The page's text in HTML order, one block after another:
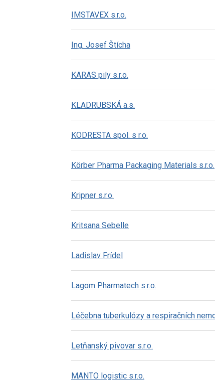
IMSTAVEX s.r.o.
Ing. Josef Štícha
KARAS pily s.r.o.
KLADRUBSKÁ a.s.
KODRESTA spol. s r.o.
Körber Pharma Packaging Materials s.r.o.
Kripner s.r.o.
Kritsana Sebelle
Ladislav Frídel
Lagom Pharmatech s.r.o.
Léčebna tuberkulózy a respiračních
Letňanský pivovar s.r.o.
MANTO logistic s.r.o.